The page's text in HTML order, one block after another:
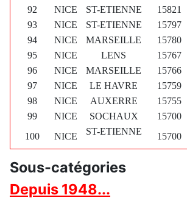
92
NICE ST-ETIENNE 15821
93
NICE ST-ETIENNE 15797
94
NICE MARSEILLE 15780
95
NICE LENS 15767
96
NICE MARSEILLE 15766
97
NICE LE HAVRE 15759
98
NICE AUXERRE 15755
99
NICE SOCHAUX 15700
100
NICE ST-ETIENNE 15700
Sous-catégories
Depuis 1948...